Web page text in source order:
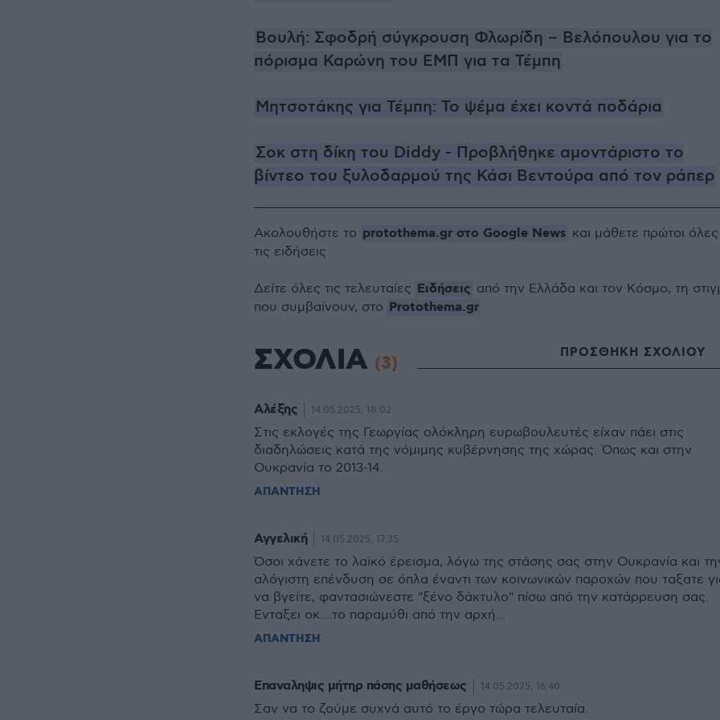
Βουλή: Σφοδρή σύγκρουση Φλωρίδη – Βελόπουλου για το
πόρισμα Καρώνη του ΕΜΠ για τα Τέμπη
Μητσοτάκης για Τέμπη: Το ψέμα έχει κοντά ποδάρια
Σοκ στη δίκη του Diddy - Προβλήθηκε αμοντάριστο το
βίντεο του ξυλοδαρμού της Κάσι Βεντούρα από τον ράπερ
Ακολουθήστε το protothema.gr στο Google News και μάθετε πρώτοι όλες
τις ειδήσεις
Δείτε όλες τις τελευταίες Ειδήσεις από την Ελλάδα και τον Κόσμο, τη
που συμβαίνουν, στο Protothema.gr
ΣΧΟΛΙΑ (3) ΠΡΟΣΘΗΚΗ ΣΧΟΛΙΟΥ
Αλέξης 14.05.2025, 18:02
Στις εκλογές της Γεωργίας ολόκληρη ευρωβουλευτές είχαν πάει στις
διαδηλώσεις κατά της νόμιμης κυβέρνησης της χώρας. Όπως και στην
Ουκρανία το 2013-14.
ΑΠΑΝΤΗΣΗ
Αγγελική 14.05.2025, 17:35
Όσοι χάνετε το λαϊκό έρεισμα, λόγω της στάσης σας στην Ουκρανία και
αλόγιστη επένδυση σε όπλα έναντι των κοινωνικών παροχών που ταξατε
να βγείτε, φαντασιώνεστε "ξένο δάκτυλο" πίσω από την κατάρρευση σας.
Ενταξει οκ....το παραμύθι από την αρχή...
ΑΠΑΝΤΗΣΗ
Επαναληψις μήτηρ πάσης μαθήσεως 14.05.2025, 16:40
Σαν να το ζούμε συχνά αυτό το έργο τώρα τελευταία.